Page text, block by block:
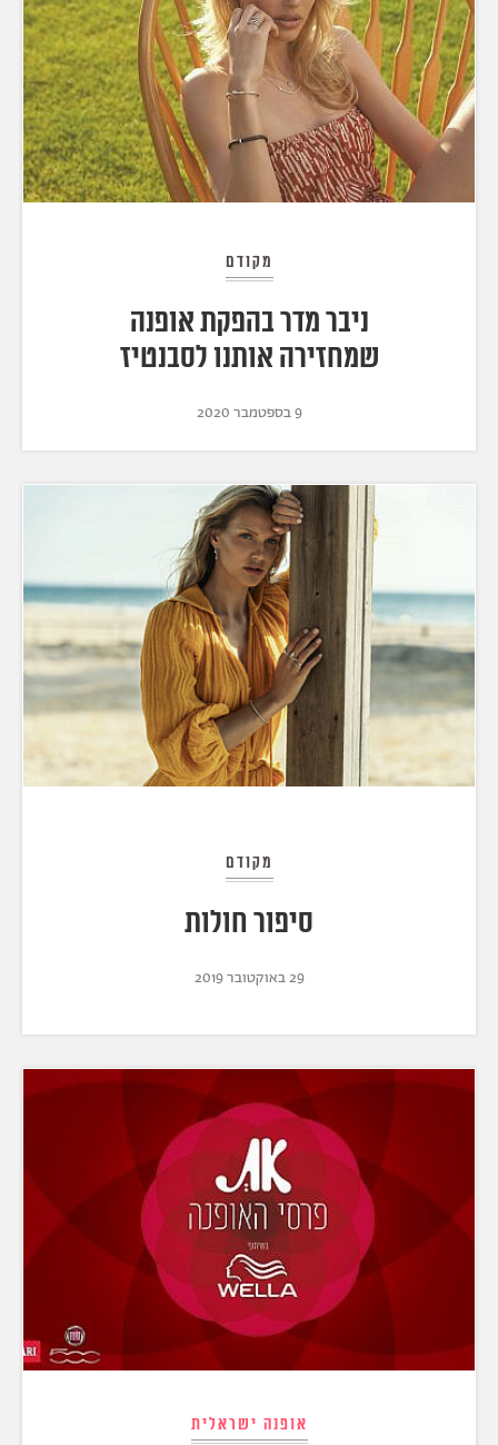
מקודם
ניבר מדר בהפקת אופנה
שמחזירה אותנו לסבנטיז
9 בספטמבר 2020
מקודם
סיפור חולות
29 באוקטובר 2019
אופנה ישראלית